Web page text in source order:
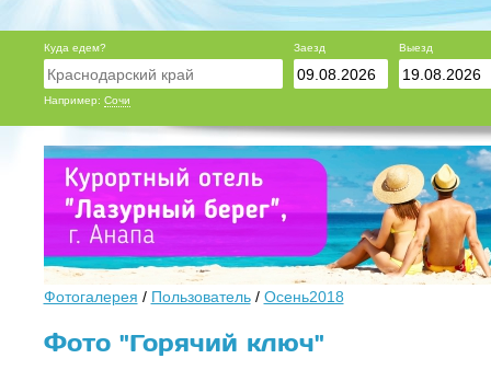
Куда едем?
Например: Сочи
Заезд Выезд
Фотогалерея / Пользователь/ Осень2018
Фото "Горячий ключ"